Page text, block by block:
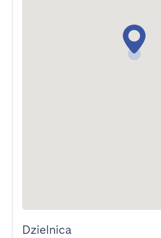
Dzielnica